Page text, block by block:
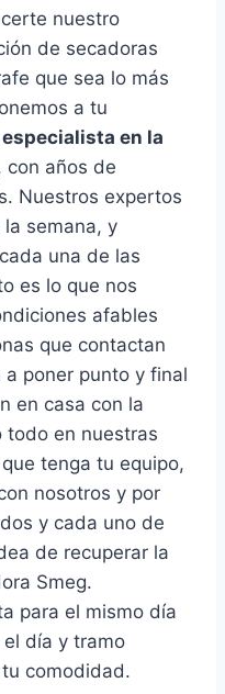
nuestro
de secadoras
que sea lo más
a tu
en la
con años de
Nuestros expertos
semana, y
una de las
es lo que nos
afables
que contactan
poner punto y final
en casa con la
todo en nuestras
tenga tu equipo,
nosotros y por
y cada uno de
de recuperar la
Smeg.
para el mismo día
día y tramo
comodidad.